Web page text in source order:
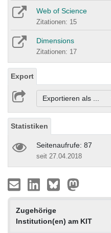
Web of Science
Zitationen: 15
Dimensions
Zitationen: 17
Export
Exportieren als ...
Statistiken
Seitenaufrufe: 87
seit 27.04.2018
Zugehörige
Institution(en) am KIT